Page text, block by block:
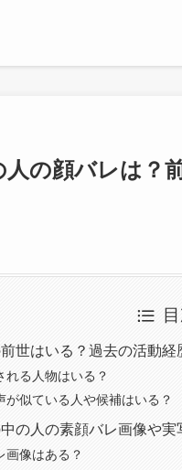
の顔バレは？
世はいる？過去の活動経
れる人物はいる？
が似ている人や候補はいる？
の人の素顔バレ画像や実
画像はある？